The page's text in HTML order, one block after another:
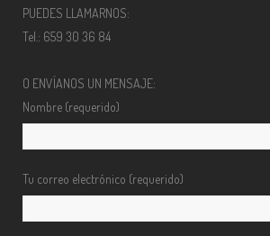
PUEDES LLAMARNOS:
Tel.: 659 30 36 84
O ENVÍANOS UN MENSAJE:
Nombre (requerido)
Tu correo electrónico (requerido)